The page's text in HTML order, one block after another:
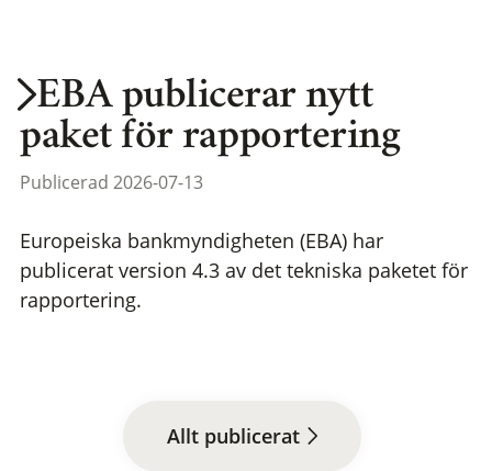
EBA publicerar nytt
paket för rapportering
Publicerad 2026-07-13
Europeiska bankmyndigheten (EBA) har
publicerat version 4.3 av det tekniska paketet för
rapportering.
Allt publicerat